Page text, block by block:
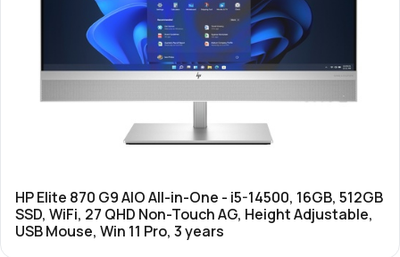
HP Elite 870 G9 AIO All-in-One - i5-14500, 16GB, 512GB
SSD, WiFi, 27 QHD Non-Touch AG, Height Adjustable,
USB Mouse, Win 11 Pro, 3 years